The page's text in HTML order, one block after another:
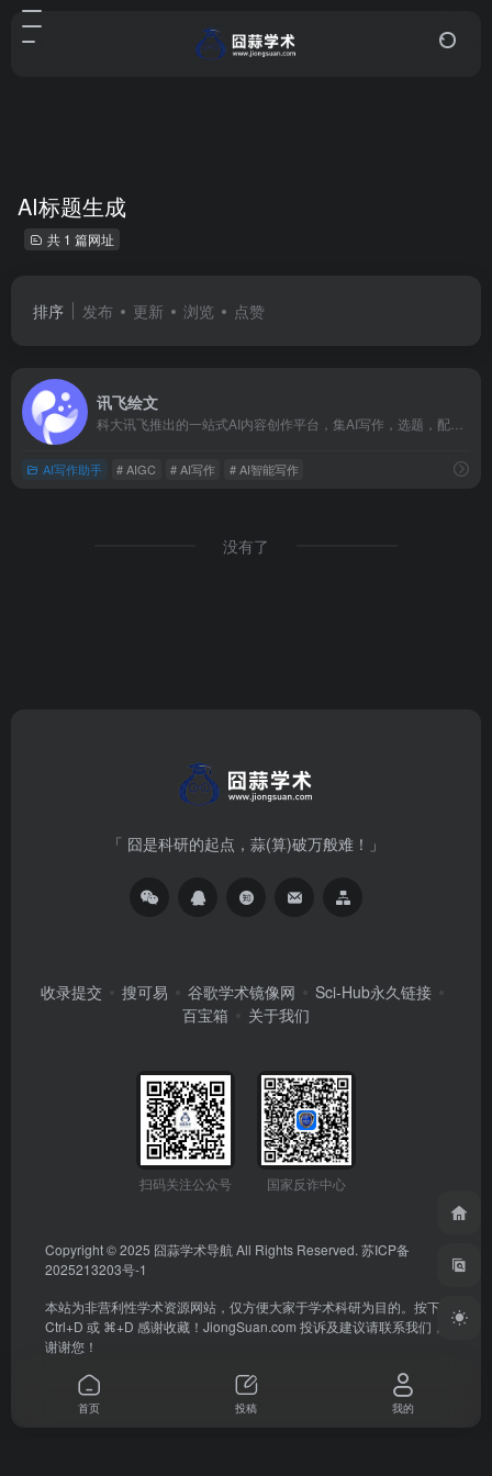
AI标题生成
共 1 篇网址
排序 发布 更新 浏览 点赞
讯飞绘文
AI写作助手 # AIGC # AI写作 # AI智能写作
没有了
「 囧是科研的起点，蒜(算)破万般难！」
收录提交 搜可易 谷歌学术镜像网
Sci-Hub永久链接
百宝箱
关于我们
扫码关注公众号 国家反诈中心
Copyright © 2025 囧蒜学术导航 All Rights Reserved. 苏ICP备
2025213203号-1
本站为非营利性学术资源网站，仅方便大家于学术科研为目的。按下
Ctrl+D 或 ⌘+D 感谢收藏！ JiongSuan.com 投诉及建议请联系我们，
谢谢您！
首页 投稿 我的